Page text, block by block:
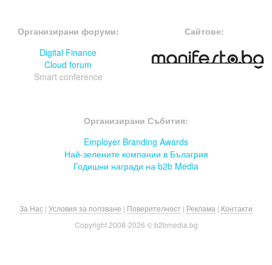
Организирани форуми:
Digital Finance
Cloud forum
Smart conference
Сайтове:
Организирани Събития:
Employer Branding Awards
Най-зелените компании в Бълагрия
Годишни награди на b2b Media
За Нас | Условия за ползване | Поверителност | Реклама | Контакти
Copyright 2008-2026 © b2bmedia.bg